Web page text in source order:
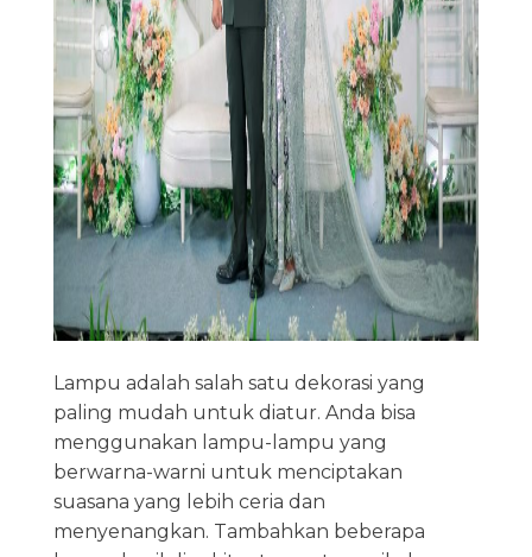
Lampu adalah salah satu dekorasi yang
paling mudah untuk diatur. Anda bisa
menggunakan lampu-lampu yang
berwarna-warni untuk menciptakan
suasana yang lebih ceria dan
menyenangkan. Tambahkan beberapa